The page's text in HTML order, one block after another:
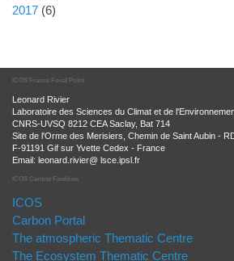
2017 (6)
ICOS France Focal Point
Leonard Rivier
Laboratoire des Sciences du Climat et de
CNRS-UVSQ 8212 CEA Saclay, Bat 714
Site de l'Orme des Merisiers, Chemin de Saint Aubin -
F-91191 Gif sur Yvette Cedex - France
Email: leonard.rivier@ lsce.ipsl.fr
ICOS Central Facilities
ICOS
Carbon Portal
The atmospheric Thematic Centre
The Ecosystem Thematic Centre